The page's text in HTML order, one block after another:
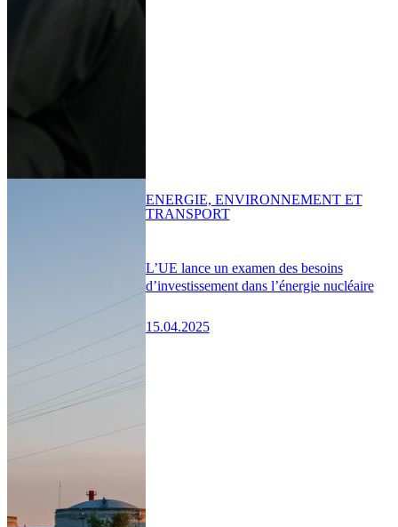
L’UE lance un examen des besoins
d’investissement dans l’énergie nucléaire
15.04.2025
ENERGIE, ENVIRONNEMENT ET
TRANSPORT